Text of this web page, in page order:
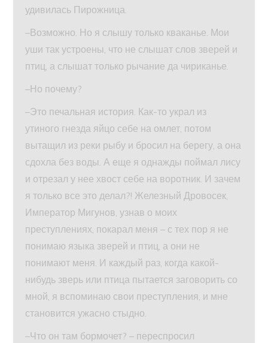
удивилась Пирожница.
–Возможно. Но я слышу только кваканье. Мои
уши так устроены, что не слышат слов зверей и
птиц, а слышат только рычание да чириканье.
–Но почему?
–Это печальная история. Как-то украл из
утиного гнезда яйцо себе на омлет, потом
вытащил из реки рыбу и бросил на берегу, а она
сдохла без воды. А еще я однажды поймал лису
и отрезал у нее хвост себе на воротник. И зачем
я только все это делал?! Железный Дровосек,
Император Мигунов, узнав о моих
преступлениях, покарал меня – с тех пор я не
понимаю языка зверей и птиц, а они не
понимают меня. И каждый раз, когда какой-
нибудь зверь или птица пытается заговорить со
мной, я вспоминаю свои преступления, и мне
становится ужасно стыдно.
–Что он там бормочет? – переспросил